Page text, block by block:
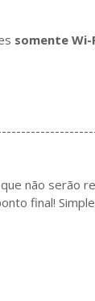
somente Wi-
não serão
final!